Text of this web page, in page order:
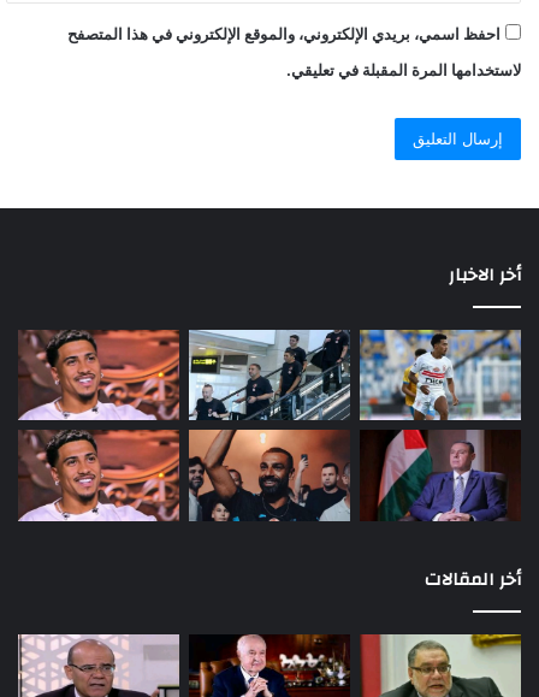
احفظ اسمي، بريدي الإلكتروني، والموقع الإلكتروني في هذا المتصفح
لاستخدامها المرة المقبلة في تعليقي.
أخر الاخبار
أخر المقالات